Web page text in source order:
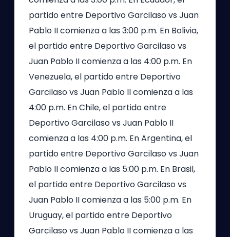
partido entre Deportivo Garcilaso vs Juan
Pablo II comienza a las 3:00 p.m. En Bolivia,
el partido entre Deportivo Garcilaso vs
Juan Pablo II comienza a las 4:00 p.m. En
Venezuela, el partido entre Deportivo
Garcilaso vs Juan Pablo II comienza a las
4:00 p.m. En Chile, el partido entre
Deportivo Garcilaso vs Juan Pablo II
comienza a las 4:00 p.m. En Argentina, el
partido entre Deportivo Garcilaso vs Juan
Pablo II comienza a las 5:00 p.m. En Brasil,
el partido entre Deportivo Garcilaso vs
Juan Pablo II comienza a las 5:00 p.m. En
Uruguay, el partido entre Deportivo
Garcilaso vs Juan Pablo II comienza a las